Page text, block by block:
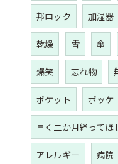
邦ロック 加湿器
乾燥 雪 傘
爆笑 忘れ物
ポケット ポッケ
早く二か月経ってほ
アレルギー 病院